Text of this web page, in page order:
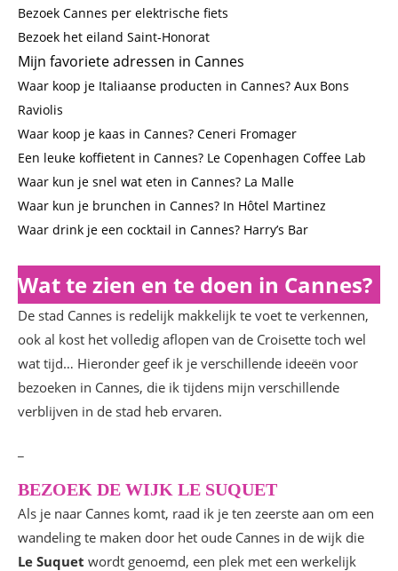
Bezoek Cannes per elektrische fiets
Bezoek het eiland Saint-Honorat
Mijn favoriete adressen in Cannes
Waar koop je Italiaanse producten in Cannes? Aux Bons
Raviolis
Waar koop je kaas in Cannes? Ceneri Fromager
Een leuke koffietent in Cannes? Le Copenhagen Coffee Lab
Waar kun je snel wat eten in Cannes? La Malle
Waar kun je brunchen in Cannes? In Hôtel Martinez
Waar drink je een cocktail in Cannes? Harry’s Bar
Wat te zien en te doen in Cannes?
De stad Cannes is redelijk makkelijk te voet te verkennen,
ook al kost het volledig aflopen van de Croisette toch wel
wat tijd… Hieronder geef ik je verschillende ideeën voor
bezoeken in Cannes, die ik tijdens mijn verschillende
verblijven in de stad heb ervaren.
BEZOEK DE WIJK LE SUQUET
Als je naar Cannes komt, raad ik je ten zeerste aan om een
wandeling te maken door het oude Cannes in de wijk die
Le Suquet wordt genoemd, een plek met een werkelijk